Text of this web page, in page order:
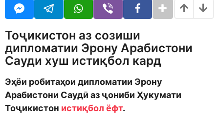
d
o
n
g
Тоҷикистон аз созиши
дипломатии Эрону Арабистони
Сауди хуш истиқбол кард
Эҳёи робитаҳои дипломатии Эрону
Арабистони Саудӣ аз ҷониби Ҳукумати
Тоҷикистон истиқбол ёфт.